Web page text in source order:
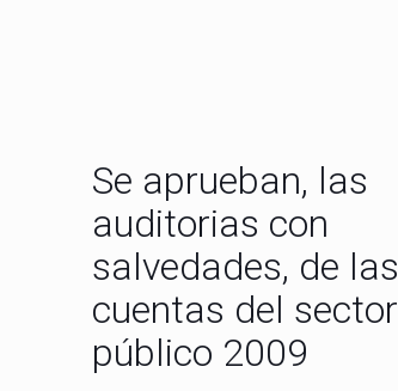
Se aprueban, las
auditorias con
salvedades, de las
cuentas del sector
público 2009